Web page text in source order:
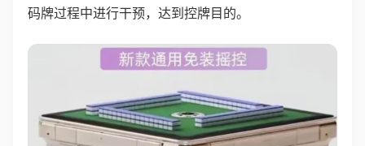
码牌过程中进行干预，达到控牌目的。